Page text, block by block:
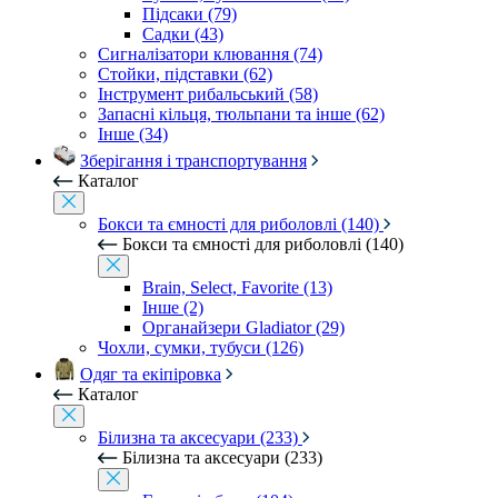
Підсаки (79)
Садки (43)
Сигналізатори клювання (74)
Стойки, підставки (62)
Інструмент рибальський (58)
Запасні кільця, тюльпани та інше (62)
Інше (34)
Зберігання і транспортування
Каталог
Бокси та ємності для риболовлі (140)
Бокси та ємності для риболовлі (140)
Brain, Select, Favorite (13)
Інше (2)
Органайзери Gladiator (29)
Чохли, сумки, тубуси (126)
Одяг та екіпіровка
Каталог
Білизна та аксесуари (233)
Білизна та аксесуари (233)